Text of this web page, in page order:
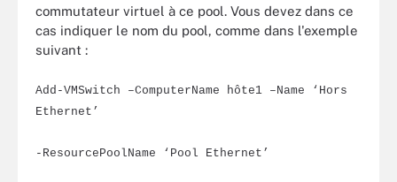
commutateur virtuel à ce pool. Vous devez dans ce
cas indiquer le nom du pool, comme dans l'exemple
suivant :
Add-VMSwitch –ComputerName hôte1 –Name ‘Hors
Ethernet’
-ResourcePoolName ‘Pool Ethernet’